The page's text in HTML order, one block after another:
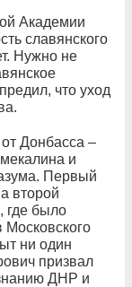
Академии
славянского
Нужно не
что уход
Донбасса –
и
Первый
второй
где было
Московского
ни один
призвал
ДНР и